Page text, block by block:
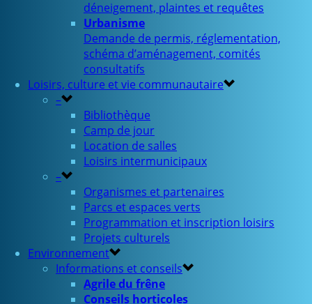
déneigement, plaintes et requêtes
Urbanisme
Demande de permis, réglementation,
schéma d’aménagement, comités
consultatifs
Loisirs, culture et vie communautaire
–
Bibliothèque
Camp de jour
Location de salles
Loisirs intermunicipaux
–
Organismes et partenaires
Parcs et espaces verts
Programmation et inscription loisirs
Projets culturels
Environnement
Informations et conseils
Agrile du frêne
Conseils horticoles